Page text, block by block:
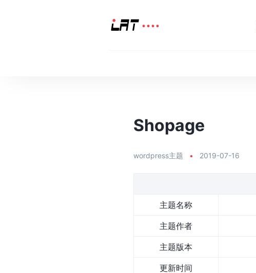
Shopage
wordpress主题 • 2019-07-16
主题名称
主题作者
主题版本
更新时间